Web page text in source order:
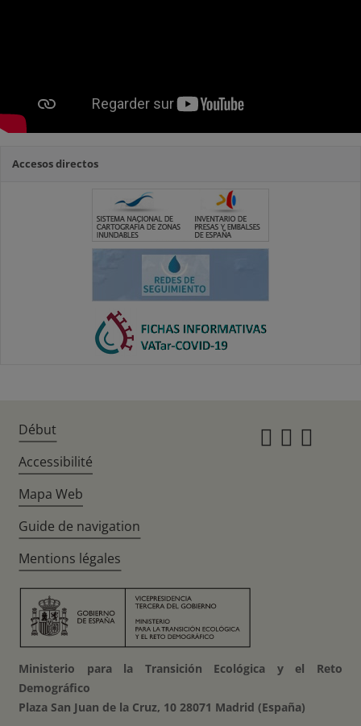
Accesos directos
Début
Accessibilité
Mapa Web
Guide de navigation
Mentions légales
Ministerio para la Transición Ecológica y el Reto
Demográfico
Plaza San Juan de la Cruz, 10 28071 Madrid (España)